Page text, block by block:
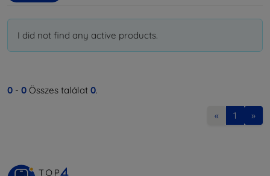
I did not find any active products.
0 - 0 Összes találat 0.
« 1 »